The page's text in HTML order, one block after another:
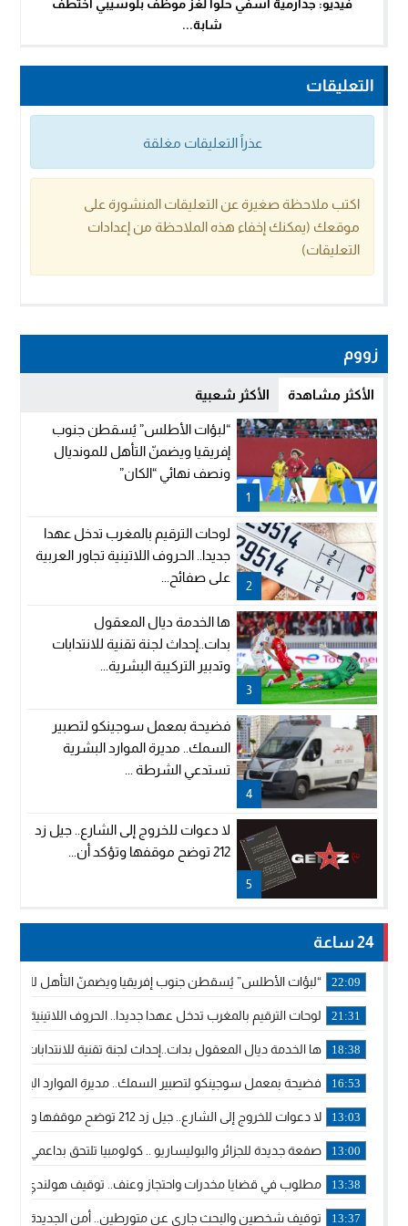
فيديو: جدارمية آسفي حلوا لغز موظف بلوسيبي اختطف
شابة...
التعليقات
عذراً التعليقات مغلقة
اكتب ملاحظة صغيرة عن التعليقات المنشورة على
موقعك (يمكنك إخفاء هذه الملاحظة من إعدادات
التعليقات)
زووم
الأكثر مشاهدة الأكثر شعبية
1
“لبؤات الأطلس” يُسقطن جنوب
إفريقيا ويضمنّ التأهل للمونديال
ونصف نهائي “الكان”
2
لوحات الترقيم بالمغرب تدخل عهدا
جديدا.. الحروف اللاتينية تجاور العربية
على صفائح...
3
ها الخدمة ديال المعقول
بدات..إحداث لجنة تقنية للانتدابات
وتدبير التركيبة البشرية...
4
فضيحة بمعمل سوجينكو لتصبير
السمك.. مديرة الموارد البشرية
تستدعي الشرطة ...
5
لا دعوات للخروج إلى الشارع.. جيل زد
212 توضح موقفها وتؤكد أن...
24 ساعة
22:09 “لبؤات الأطلس” يُسقطن جنوب إفريقيا ويضمنّ التأهل
21:31 لوحات الترقيم بالمغرب تدخل عهدا جديدا.. الحروف اللاتينية
18:38 ها الخدمة ديال المعقول بدات..إحداث لجنة تقنية للانتدابات
16:53 فضيحة بمعمل سوجينكو لتصبير السمك.. مديرة الموارد
13:03 لا دعوات للخروج إلى الشارع.. جيل زد 212 توضح موقفها وتؤكد أن المنشورات المنسوبة إليها لا تمثل موقفها الرسمي.
13:00 صفعة جديدة للجزائر والبوليساريو .. كولومبيا تلتحق بداعمي
13:38 مطلوب في قضايا مخدرات واحتجاز وعنف.. توقيف هولندي
13:37 توقيف شخصين والبحث جاري عن متورطين.. أمن الجديدة يفك